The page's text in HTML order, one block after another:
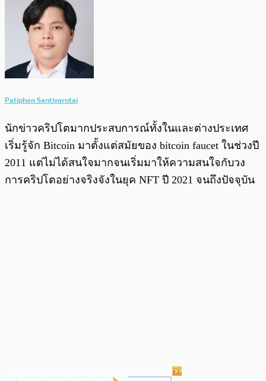
Patiphan Santivarotai
นักข่าวคริปโตมากประสบการณ์ทั้งในและต่างประเทศ
เริ่มรู้จัก Bitcoin มาตั้งแต่สมัยของ bitcoin faucet ในช่วงปี
2011 แต่ไม่ได้สนใจมากจนเริ่มมาให้ความสนใจกับวง
การคริปโตอย่างจริงจังในยุค NFT ปี 2021 จนถึงปัจจุบัน